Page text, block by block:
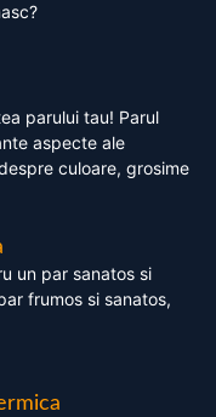
parului tau! Parul
aspecte ale
culoare, grosime
un par sanatos si
frumos si sanatos,